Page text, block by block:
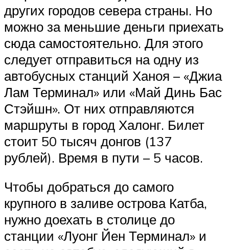
других городов севера страны. Но
можно за меньшие деньги приехать
сюда самостоятельно. Для этого
следует отправиться на одну из
автобусных станций Ханоя – «Джиа
Лам Терминал» или «Май Динь Бас
Стэйшн». От них отправляются
маршруты в город Халонг. Билет
стоит 50 тысяч донгов (137
рублей). Время в пути – 5 часов.
Чтобы добраться до самого
крупного в заливе острова Катба,
нужно доехать в столице до
станции «Луонг Йен Терминал» и